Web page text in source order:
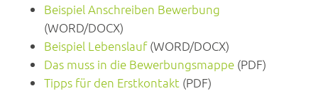
Beispiel Anschreiben Bewerbung
(WORD/DOCX)
Beispiel Lebenslauf(WORD/DOCX)
Das muss in die Bewerbungsmappe(PDF)
Tipps für den Erstkontakt (PDF)